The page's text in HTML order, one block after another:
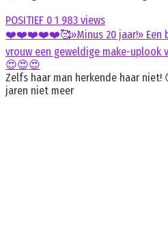
POSITIEF 0 1 983 views
❤️❤️❤️❤️❤️🥰»Minus 20 jaar!» Een
vrouw een geweldige make-uplook
😍😍😍
Zelfs haar man herkende haar niet!
jaren niet meer